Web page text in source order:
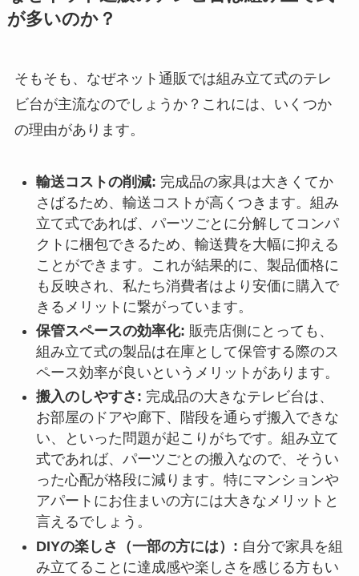
が多いのか？
そもそも、なぜネット通販では組み立て式のテレ
ビ台が主流なのでしょうか？これには、いくつか
の理由があります。
輸送コストの削減: 完成品の家具は大きくてか
さばるため、輸送コストが高くつきます。組み
立て式であれば、パーツごとに分解してコンパ
クトに梱包できるため、輸送費を大幅に抑える
ことができます。これが結果的に、製品価格に
も反映され、私たち消費者はより安価に購入で
きるメリットに繋がっています。
保管スペースの効率化: 販売店側にとっても、
組み立て式の製品は在庫として保管する際のス
ペース効率が良いというメリットがあります。
搬入のしやすさ: 完成品の大きなテレビ台は、
お部屋のドアや廊下、階段を通らず搬入できな
い、といった問題が起こりがちです。組み立て
式であれば、パーツごとの搬入なので、そうい
った心配が格段に減ります。特にマンションや
アパートにお住まいの方には大きなメリットと
言えるでしょう。
DIYの楽しさ（一部の方には）: 自分で家具を組
み立てることに達成感や楽しさを感じる方もい